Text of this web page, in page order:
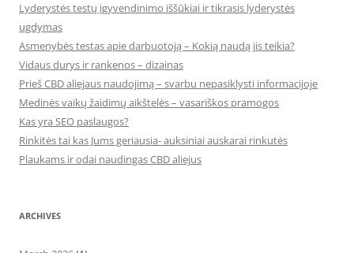
Lyderystės testų įgyvendinimo iššūkiai ir tikrasis lyderystės
ugdymas
Asmenybės testas apie darbuotoją – Kokią naudą jis teikia?
Vidaus durys ir rankenos – dizainas
Prieš CBD aliejaus naudojimą – svarbu nepasiklysti informacijoje
Medinės vaikų žaidimų aikštelės – vasariškos pramogos
Kas yra SEO paslaugos?
Rinkitės tai kas Jums geriausia- auksiniai auskarai rinkutės
Plaukams ir odai naudingas CBD aliejus
ARCHIVES